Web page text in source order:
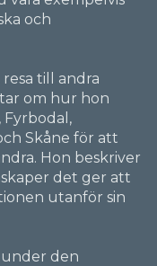
och
till andra
om hur hon
Fyrbodal,
Skåne för att
Hon beskriver
det ger att
utanför sin
den